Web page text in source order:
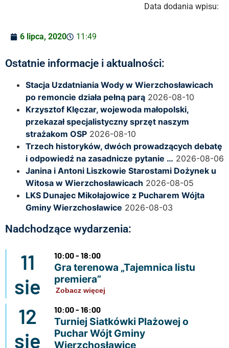
Data dodania wpisu:
6 lipca, 2020 11:49
Ostatnie informacje i aktualności:
Stacja Uzdatniania Wody w Wierzchosławicach
po remoncie działa pełną parą 2026-08-10
Krzysztof Klęczar, wojewoda małopolski,
przekazał specjalistyczny sprzęt naszym
strażakom OSP 2026-08-10
Trzech historyków, dwóch prowadzących debatę
i odpowiedź na zasadnicze pytanie … 2026-08-06
Janina i Antoni Liszkowie Starostami Dożynek u
Witosa w Wierzchosławicach 2026-08-05
LKS Dunajec Mikołajowice z Pucharem Wójta
Gminy Wierzchosławice 2026-08-03
Nadchodzące wydarzenia:
11
sie
10:00 - 18:00
Gra terenowa „Tajemnica listu
premiera”
Zobacz więcej
12
sie
10:00 - 16:00
Turniej Siatkówki Plażowej o
Puchar Wójt Gminy
Wierzchosławice